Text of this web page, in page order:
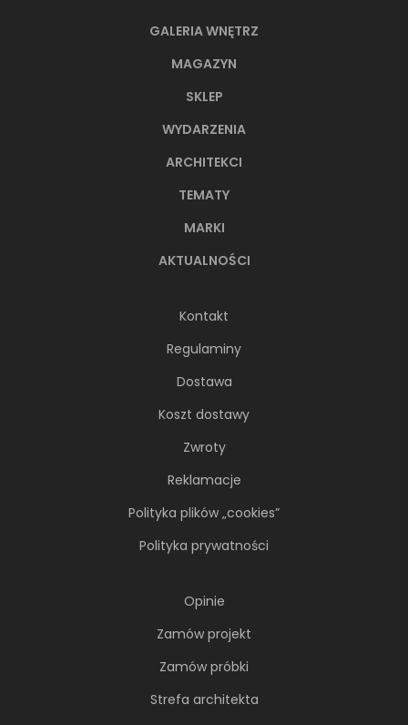
GALERIA WNĘTRZ
MAGAZYN
SKLEP
WYDARZENIA
ARCHITEKCI
TEMATY
MARKI
AKTUALNOŚCI
Kontakt
Regulaminy
Dostawa
Koszt dostawy
Zwroty
Reklamacje
Polityka plików „cookies”
Polityka prywatności
Opinie
Zamów projekt
Zamów próbki
Strefa architekta